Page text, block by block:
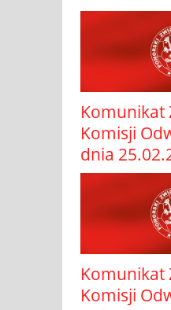
Komunikat
Komisji
dnia
Komunikat
Komisji